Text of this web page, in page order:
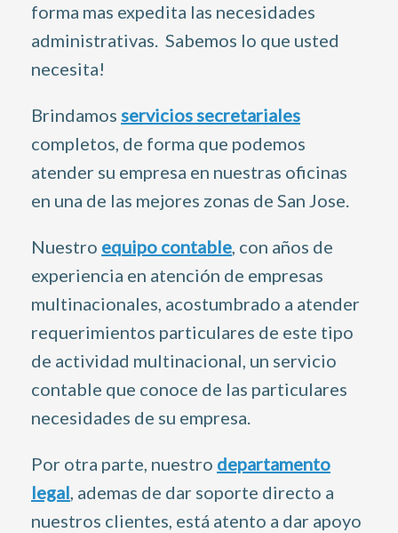
forma mas expedita las necesidades
administrativas. Sabemos lo que usted
necesita!
Brindamos servicios secretariales
completos, de forma que podemos
atender su empresa en nuestras oficinas
en una de las mejores zonas de San Jose.
Nuestro equipo contable, con años de
experiencia en atención de empresas
multinacionales, acostumbrado a atender
requerimientos particulares de este tipo
de actividad multinacional, un servicio
contable que conoce de las particulares
necesidades de su empresa.
Por otra parte, nuestro departamento
legal, ademas de dar soporte directo a
nuestros clientes, está atento a dar apoyo